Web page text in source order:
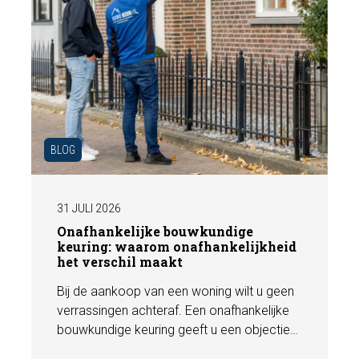
BLOG
31 JULI 2026
Onafhankelijke bouwkundige
keuring: waarom onafhankelijkheid
het verschil maakt
Bij de aankoop van een woning wilt u geen
verrassingen achteraf. Een onafhankelijke
bouwkundige keuring geeft u een objectief